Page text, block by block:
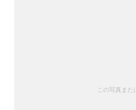
この写真ま